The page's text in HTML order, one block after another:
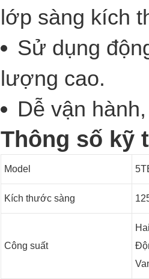
lớp sàng kích
Sử dụng
lượng cao.
Dễ vận
Thông số kỹ
Model
Kích thước sàng
Công suất